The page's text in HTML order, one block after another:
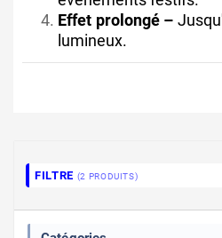
Effet prolongé –
lumineux.
FILTRE (2 PRODUITS)